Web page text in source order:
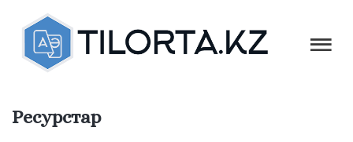
Ресурстар